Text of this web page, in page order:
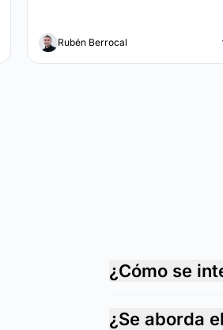
Rubén Berrocal
¿Cómo se
¿Se aborda